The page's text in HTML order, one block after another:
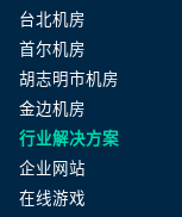
台北机房
首尔机房
胡志明市机房
金边机房
行业解决方案
企业网站
在线游戏